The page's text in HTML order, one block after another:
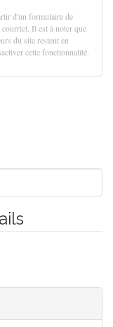
d'un formulaire de
Il est à noter que
du site restent en
cette fonctionnalité.